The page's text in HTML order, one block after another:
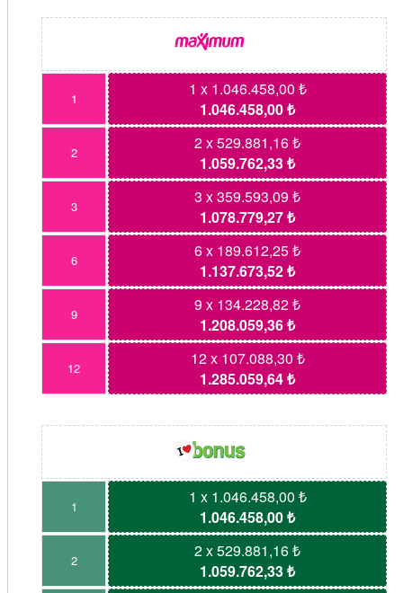
1
1 x 1.046.458,00 ₺
1.046.458,00 ₺
2
2 x 529.881,16 ₺
1.059.762,33 ₺
3
3 x 359.593,09 ₺
1.078.779,27 ₺
6
6 x 189.612,25 ₺
1.137.673,52 ₺
9
9 x 134.228,82 ₺
1.208.059,36 ₺
12
12 x 107.088,30 ₺
1.285.059,64 ₺
1
1 x 1.046.458,00 ₺
1.046.458,00 ₺
2
2 x 529.881,16 ₺
1.059.762,33 ₺